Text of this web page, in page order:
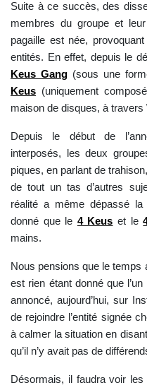
Suite à ce succès, des
membres du groupe et
pagaille est née,
entités. En effet, depuis le
Keus Gang (sous une
Keus (uniquement
maison de disques, à travers
Depuis le début de
interposés, les deux
piques, en parlant de
de tout un tas d’autres
réalité a même dépassé
donné que le 4 Keus et le
mains.
Nous pensions que le temps
est rien étant donné que
annoncé, aujourd’hui, sur
de rejoindre l’entité signée
à calmer la situation en
qu’il n’y avait pas de
Désormais, il faudra voir